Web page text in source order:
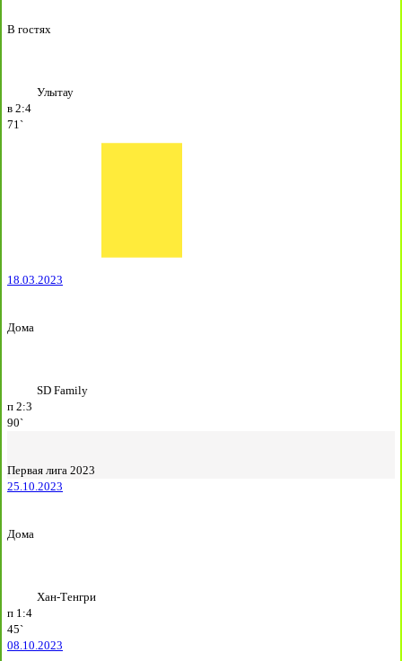
В гостях
Улытау
в 2:4
71`
18.03.2023
Дома
SD Family
п 2:3
90`
Первая лига 2023
25.10.2023
Дома
Хан-Тенгри
п 1:4
45`
08.10.2023